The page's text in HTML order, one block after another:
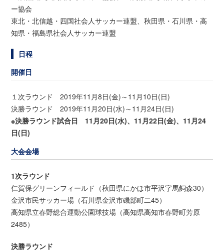
ー協会
東北・北信越・四国社会人サッカー連盟、秋田県・石川県・高
知県・福島県社会人サッカー連盟
日程
開催日
１次ラウンド 2019年11月8日(金)～11月10日(日)
決勝ラウンド 2019年11月20日(水)～11月24日(日)
※決勝ラウンド試合日 11月20日(水)、11月22日(金)、11月24
日(日)
大会会場
1次ラウンド
仁賀保グリーンフィールド（秋田県にかほ市平沢字馬飼森30）
金沢市民サッカー場（石川県金沢市磯部町二45）
高知県立春野総合運動公園球技場（高知県高知市春野町芳原
2485）
決勝ラウンド